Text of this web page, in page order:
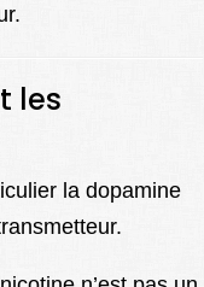
les
la dopamine